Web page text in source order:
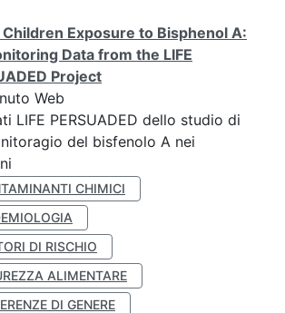
Children Exposure to Bisphenol A:
Data from the LIFE
Project
Web
LIFE PERSUADED dello studio di
del bisfenolo A nei
CHIMICI
DI RISCHIO
ALIMENTARE
DI GENERE